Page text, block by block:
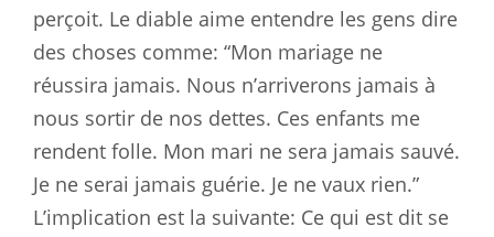
perçoit. Le diable aime entendre les gens dire
des choses comme: “Mon mariage ne
réussira jamais. Nous n’arriverons jamais à
nous sortir de nos dettes. Ces enfants me
rendent folle. Mon mari ne sera jamais sauvé.
Je ne serai jamais guérie. Je ne vaux rien.”
L’implication est la suivante: Ce qui est dit se